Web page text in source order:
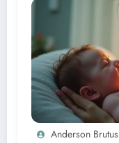
Anderson Brutus